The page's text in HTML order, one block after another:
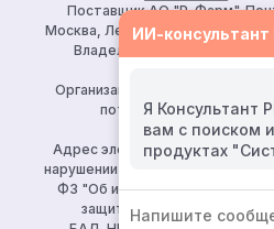
Поставщик АО "Р-Фарм".
Москва, Ленинский проспект,
Владелец сайта: АО «Р-
Организация, уполномоченная
потребителей: ООО «Р-
Тел:+7 (495)
Адрес электронной почты для
нарушении авторских и (или)
ФЗ "Об информации,
защите информации")
ИИ-
Я Консультант
вам с поиском